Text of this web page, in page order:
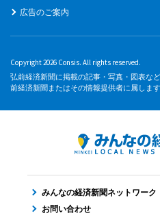
広告のご案内
Copyright 2026 Consis. All rights reserved.
弘前経済新聞に掲載の記事・写真・図表な
前経済新聞またはその情報提供者に属します
みんなの経済新聞ネットワーク
お問い合わせ